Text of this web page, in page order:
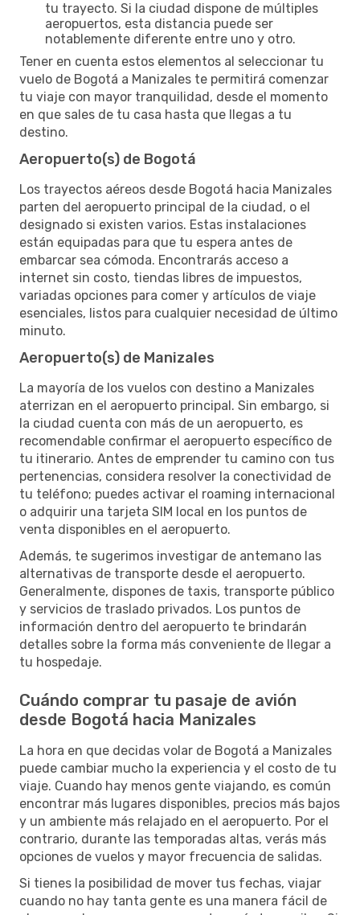
tu trayecto. Si la ciudad dispone de múltiples
aeropuertos, esta distancia puede ser
notablemente diferente entre uno y otro.
Tener en cuenta estos elementos al seleccionar tu
vuelo de Bogotá a Manizales te permitirá comenzar
tu viaje con mayor tranquilidad, desde el momento
en que sales de tu casa hasta que llegas a tu
destino.
Aeropuerto(s) de Bogotá
Los trayectos aéreos desde Bogotá hacia Manizales
parten del aeropuerto principal de la ciudad, o el
designado si existen varios. Estas instalaciones
están equipadas para que tu espera antes de
embarcar sea cómoda. Encontrarás acceso a
internet sin costo, tiendas libres de impuestos,
variadas opciones para comer y artículos de viaje
esenciales, listos para cualquier necesidad de último
minuto.
Aeropuerto(s) de Manizales
La mayoría de los vuelos con destino a Manizales
aterrizan en el aeropuerto principal. Sin embargo, si
la ciudad cuenta con más de un aeropuerto, es
recomendable confirmar el aeropuerto específico de
tu itinerario. Antes de emprender tu camino con tus
pertenencias, considera resolver la conectividad de
tu teléfono; puedes activar el roaming internacional
o adquirir una tarjeta SIM local en los puntos de
venta disponibles en el aeropuerto.
Además, te sugerimos investigar de antemano las
alternativas de transporte desde el aeropuerto.
Generalmente, dispones de taxis, transporte público
y servicios de traslado privados. Los puntos de
información dentro del aeropuerto te brindarán
detalles sobre la forma más conveniente de llegar a
tu hospedaje.
Cuándo comprar tu pasaje de avión
desde Bogotá hacia Manizales
La hora en que decidas volar de Bogotá a Manizales
puede cambiar mucho la experiencia y el costo de tu
viaje. Cuando hay menos gente viajando, es común
encontrar más lugares disponibles, precios más bajos
y un ambiente más relajado en el aeropuerto. Por el
contrario, durante las temporadas altas, verás más
opciones de vuelos y mayor frecuencia de salidas.
Si tienes la posibilidad de mover tus fechas, viajar
cuando no hay tanta gente es una manera fácil de